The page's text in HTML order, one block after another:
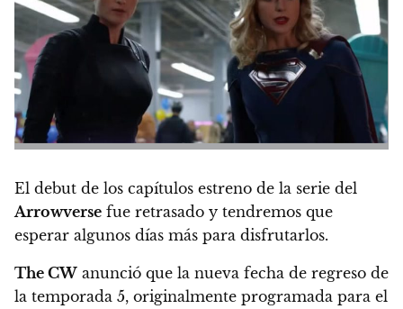
El debut de los capítulos estreno de la serie del
Arrowverse fue retrasado y tendremos que
esperar algunos días más para disfrutarlos.
The CW anunció que la nueva fecha de regreso de
la temporada 5, originalmente programada para el